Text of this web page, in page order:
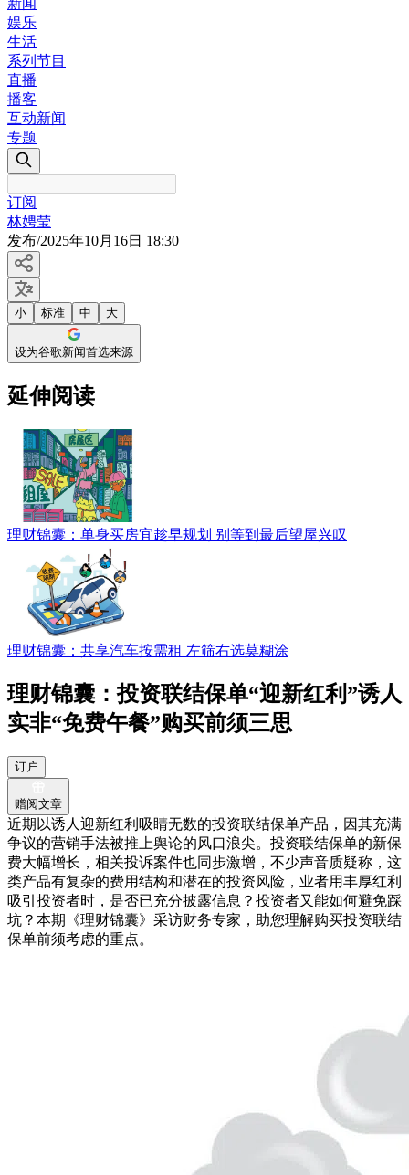
新闻
娱乐
生活
系列节目
直播
播客
互动新闻
专题
订阅
林娉莹
发布/2025年10月16日 18:30
小 标准 中 大
设为谷歌新闻首选来源
延伸阅读
理财锦囊：单身买房宜趁早规划 别等到最后望屋兴叹
理财锦囊：共享汽车按需租 左筛右选莫糊涂
理财锦囊：投资联结保单“迎新红利”诱人
实非“免费午餐”购买前须三思
订户
赠阅文章
近期以诱人迎新红利吸睛无数的投资联结保单产品，因其充满
争议的营销手法被推上舆论的风口浪尖。投资联结保单的新保
费大幅增长，相关投诉案件也同步激增，不少声音质疑称，这
类产品有复杂的费用结构和潜在的投资风险，业者用丰厚红利
吸引投资者时，是否已充分披露信息？投资者又能如何避免踩
坑？本期《理财锦囊》采访财务专家，助您理解购买投资联结
保单前须考虑的重点。